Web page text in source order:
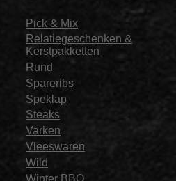
Pick & Mix
Relatiegeschenken &
Kerstpakketten
Rund
Spareribs
Speklap
Steaks
Varken
Vleeswaren
Wild
Winter BBQ